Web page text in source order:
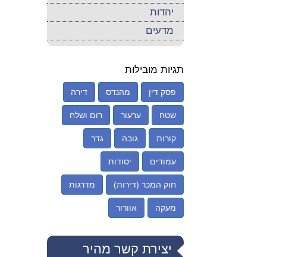
יהדות
מדעים
תגיות מובילות
פסק דין מהנדס דירה
שטח ערעור רום ושלח
קורות גובה גדר
עמודים יסודות
חוק המכר (דירות) מדרגות
מעקה אוורור
יצירת קשר מהיר